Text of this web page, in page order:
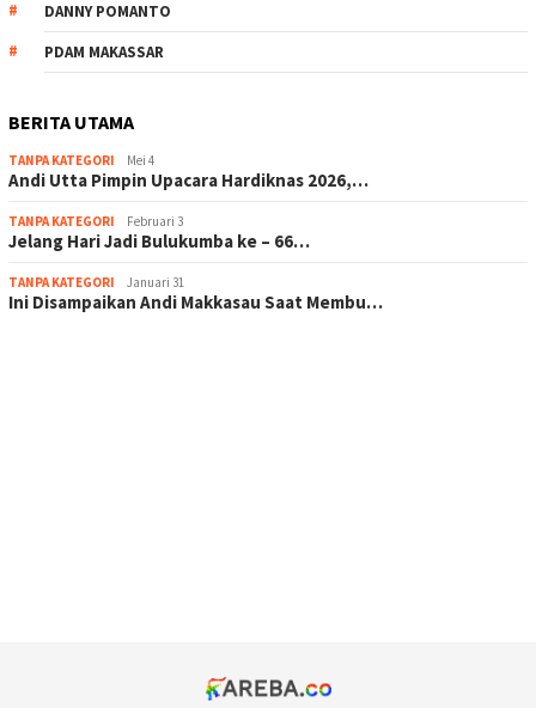
DANNY POMANTO
PDAM MAKASSAR
BERITA UTAMA
TANPA KATEGORI Mei 4
Andi Utta Pimpin Upacara Hardiknas 2026,…
TANPA KATEGORI Februari 3
Jelang Hari Jadi Bulukumba ke – 66…
TANPA KATEGORI Januari 31
Ini Disampaikan Andi Makkasau Saat Membu…